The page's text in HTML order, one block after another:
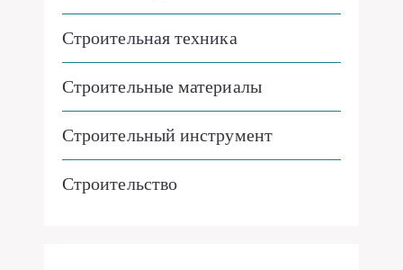
Строительная техника
Строительные материалы
Строительный инструмент
Строительство